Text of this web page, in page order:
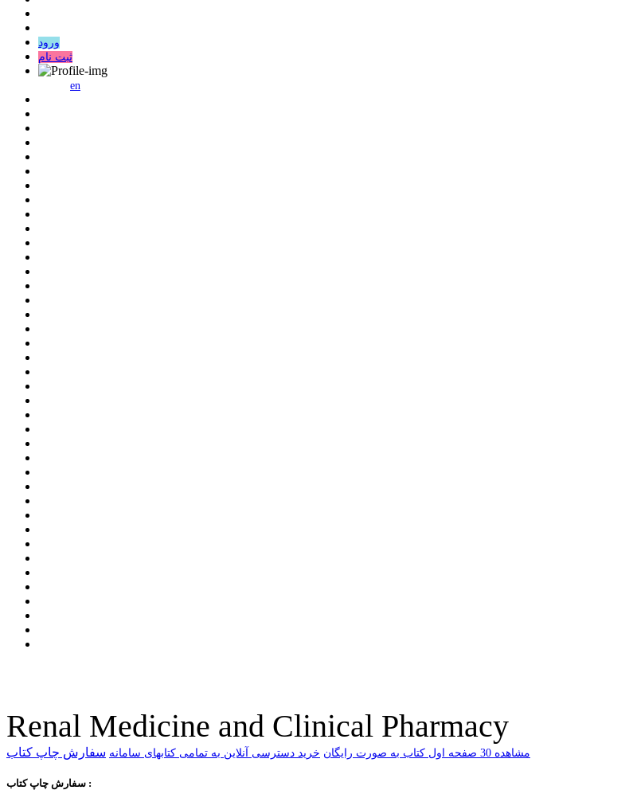
ورود
ثبت نام
en
Renal Medicine and Clinical Pharmacy
ﻣﺸﺎﻫﺪﻩ 30 ﺻﻔﺤﻪ اﻭﻝ ﮐﺘﺎﺏ ﺑﻪ ﺻﻮﺭﺕ ﺭاﯾﮕﺎﻥ خرید دسترسی آنلاین به تمامی کتابهای سامانه سفارش چاپ کتاب
سفارش چاپ کتاب :